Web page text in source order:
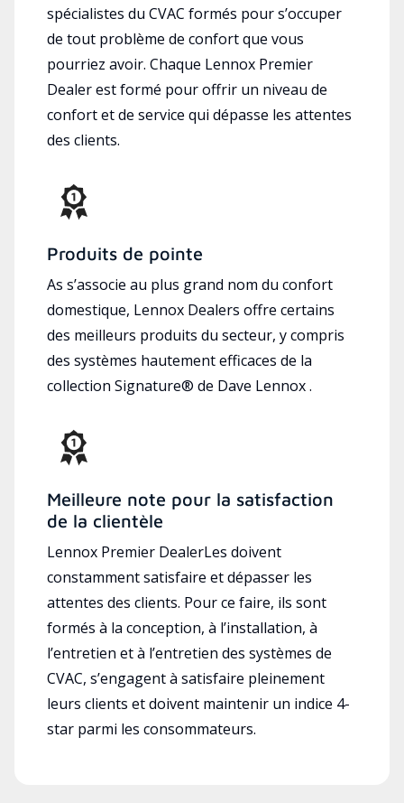
spécialistes du CVAC formés pour s’occuper
de tout problème de confort que vous
pourriez avoir. Chaque Lennox Premier
Dealer est formé pour offrir un niveau de
confort et de service qui dépasse les attentes
des clients.
Produits de pointe
As s’associe au plus grand nom du confort
domestique, Lennox Dealers offre certains
des meilleurs produits du secteur, y compris
des systèmes hautement efficaces de la
collection Signature® de Dave Lennox .
Meilleure note pour la satisfaction
de la clientèle
Lennox Premier DealerLes doivent
constamment satisfaire et dépasser les
attentes des clients. Pour ce faire, ils sont
formés à la conception, à l’installation, à
l’entretien et à l’entretien des systèmes de
CVAC, s’engagent à satisfaire pleinement
leurs clients et doivent maintenir un indice 4-
star parmi les consommateurs.